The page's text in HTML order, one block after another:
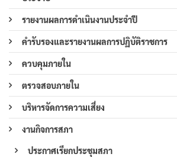
รายงานผลการดำเนินงานประจำปี
คำรับรองและรายงานผลการปฏิบัติราชการ
ควบคุมภายใน
ตรวจสอบภายใน
บริหารจัดการความเสี่ยง
งานกิจการสภา
ประกาศเรียกประชุมสภา